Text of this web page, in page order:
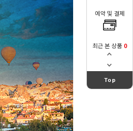
예약 및 결제
최근 본 상품 0
Top